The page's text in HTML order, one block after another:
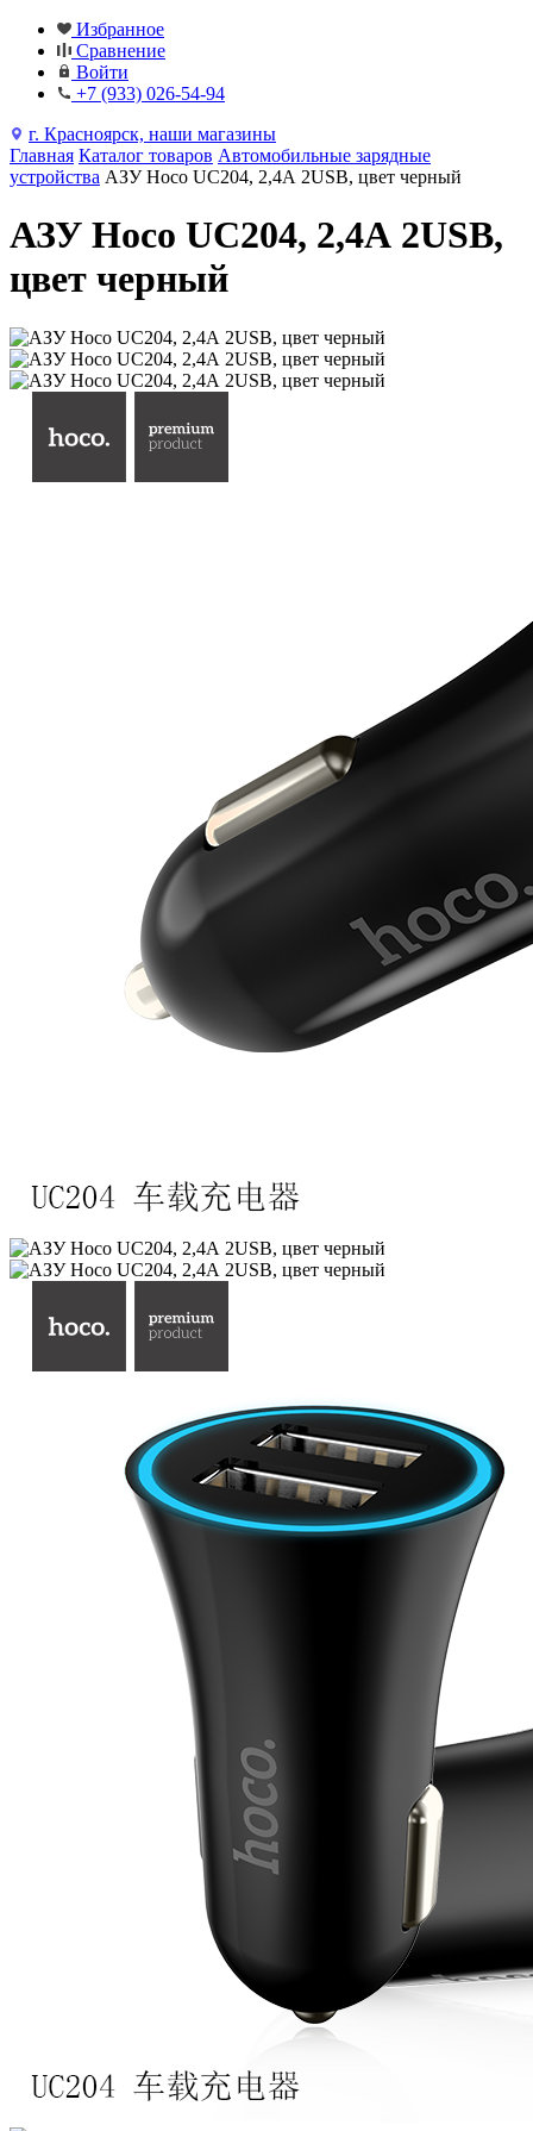
Избранное
Сравнение
Войти
+7 (933) 026-54-94
г. Красноярск, наши магазины
Главная Каталог товаров Автомобильные зарядные
устройства АЗУ Hoco UC204, 2,4А 2USB, цвет черный
АЗУ Hoco UC204, 2,4А 2USB,
цвет черный